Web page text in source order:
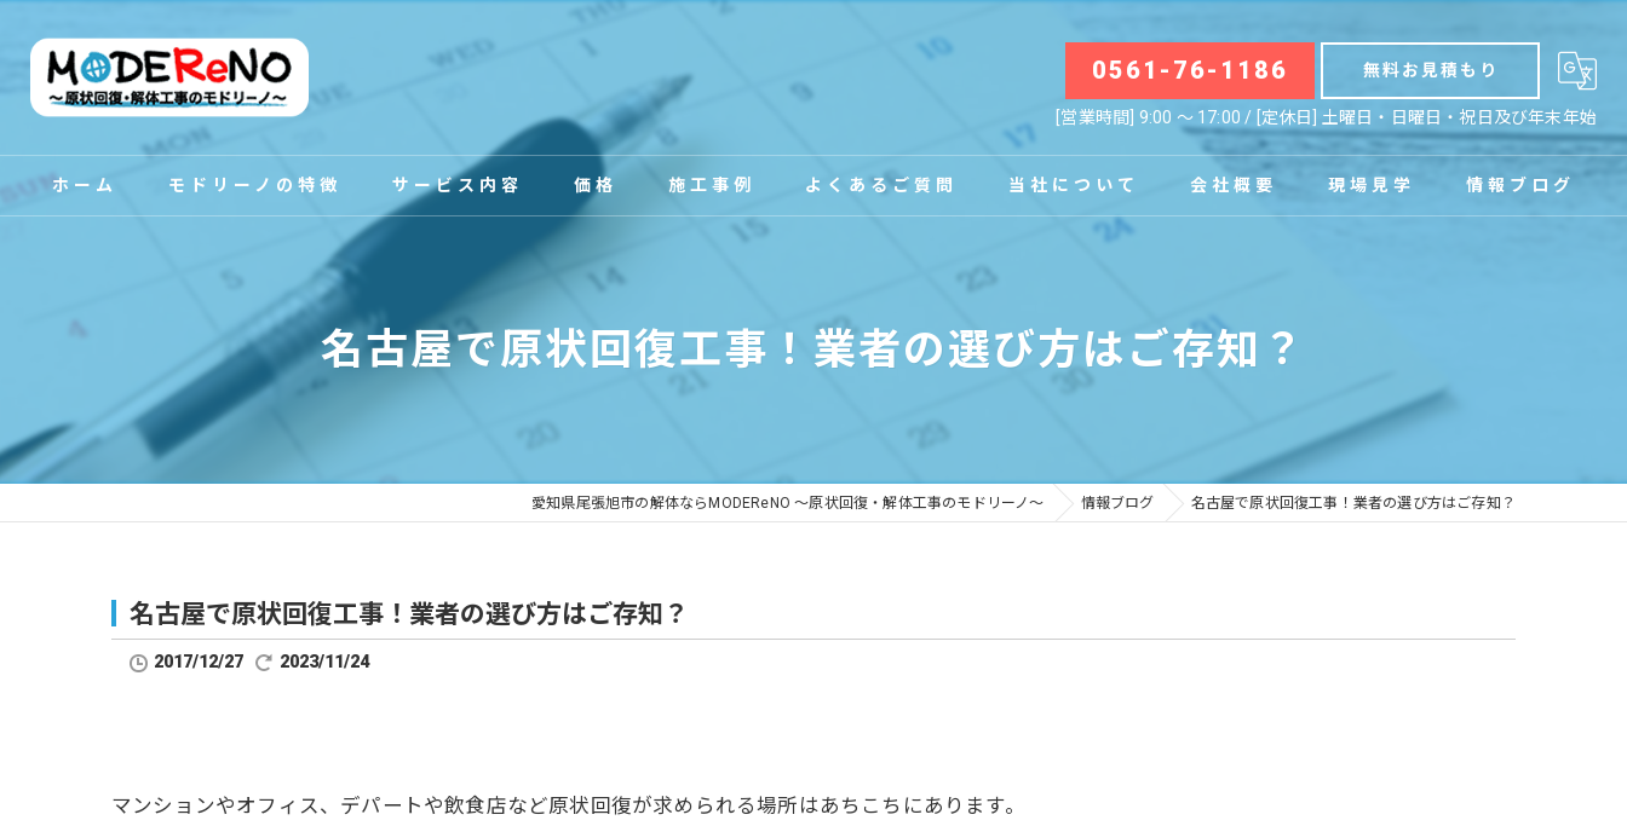
0561-76-1186 無料お見積もり
[営業時間] 9:00 〜 17:00 / [定休日] 土曜日・日曜日・祝日及び年末年始
ホーム モドリーノの特徴 サービス内容 価格 施工事例 よくあるご質問 当社について
事務所
工場
会社概要 現場見学 情報ブログ
名古屋で原状回復工事！業者の選び方はご存知？
愛知県尾張旭市の解体ならMODEReNO ～原状回復・解体工事のモドリーノ～ 情報ブログ 名古屋で原状回復工事！業者の選び方はご存知？
名古屋で原状回復工事！業者の選び方はご存知？
2017/12/27 2023/11/24
マンションやオフィス、デパートや飲食店など原状回復が求められる場所はあちこちにあります。